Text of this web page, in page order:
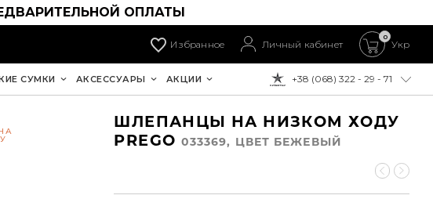
ОПЛАТЫ
Избранное Личный кабинет
0
Укр
К ОПЛАТЕ:
+38 (068) 322 - 29 - 71
СУМКИ АКСЕССУАРЫ АКЦИИ
ШЛЕПАНЦЫ НА НИЗКОМ ХОДУ
PREGO 033369, ЦВЕТ БЕЖЕВЫЙ